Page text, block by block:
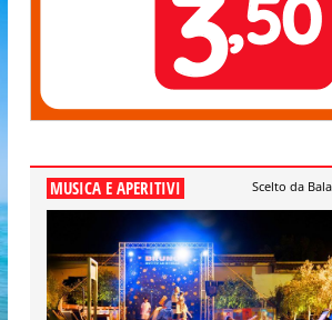
MUSICA E APERITIVI Scelto da